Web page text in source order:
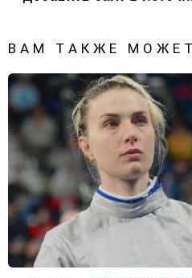
ВАМ ТАКЖЕ